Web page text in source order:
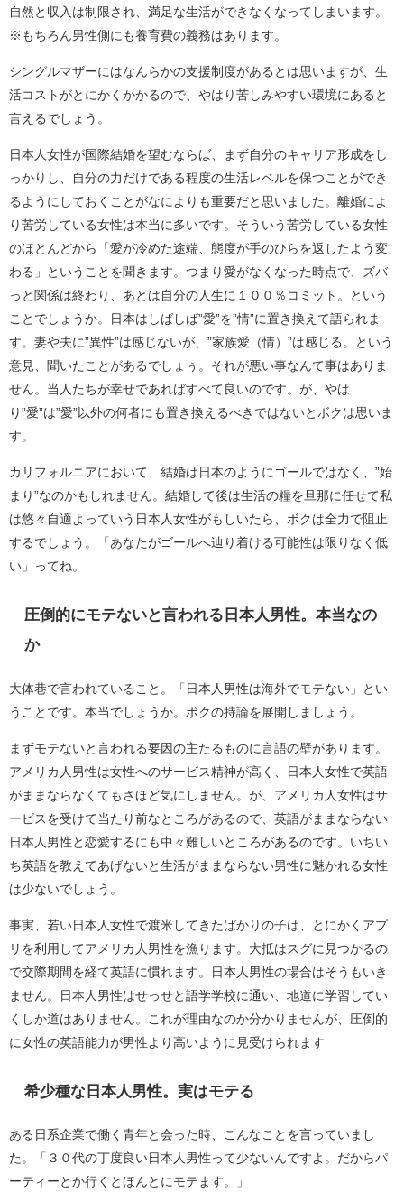
自然と収入は制限され、満足な生活ができなくなってしまいます。
※もちろん男性側にも養育費の義務はあります。
シングルマザーにはなんらかの支援制度があるとは思いますが、生
活コストがとにかくかかるので、やはり苦しみやすい環境にあると
言えるでしょう。
日本人女性が国際結婚を望むならば、まず自分のキャリア形成をし
っかりし、自分の力だけである程度の生活レベルを保つことができ
るようにしておくことがなによりも重要だと思いました。離婚によ
り苦労している女性は本当に多いです。そういう苦労している女性
のほとんどから「愛が冷めた途端、態度が手のひらを返したよう変
わる」ということを聞きます。つまり愛がなくなった時点で、ズバ
っと関係は終わり、あとは自分の人生に１００％コミット。という
ことでしょうか。日本はしばしば”愛”を”情”に置き換えて語られま
す。妻や夫に”異性”は感じないが、”家族愛（情）”は感じる。という
意見、聞いたことがあるでしょぅ。それが悪い事なんて事はありま
せん。当人たちが幸せであればすべて良いのです。が、やは
り”愛”は”愛”以外の何者にも置き換えるべきではないとボクは思いま
す。
カリフォルニアにおいて、結婚は日本のようにゴールではなく、”始
まり”なのかもしれません。結婚して後は生活の糧を旦那に任せて私
は悠々自適よっていう日本人女性がもしいたら、ボクは全力で阻止
するでしょう。「あなたがゴールへ辿り着ける可能性は限りなく低
い」ってね。
圧倒的にモテないと言われる日本人男性。本当なの
か
大体巷で言われていること。「日本人男性は海外でモテない」とい
うことです。本当でしょうか。ボクの持論を展開しましょう。
まずモテないと言われる要因の主たるものに言語の壁があります。
アメリカ人男性は女性へのサービス精神が高く、日本人女性で英語
がままならなくてもさほど気にしません。が、アメリカ人女性はサ
ービスを受けて当たり前なところがあるので、英語がままならない
日本人男性と恋愛するにも中々難しいところがあるのです。いちい
ち英語を教えてあげないと生活がままならない男性に魅かれる女性
は少ないでしょう。
事実、若い日本人女性で渡米してきたばかりの子は、とにかくアプ
リを利用してアメリカ人男性を漁ります。大抵はスグに見つかるの
で交際期間を経て英語に慣れます。日本人男性の場合はそうもいき
ません。日本人男性はせっせと語学学校に通い、地道に学習してい
くしか道はありません。これが理由なのか分かりませんが、圧倒的
に女性の英語能力が男性より高いように見受けられます
希少種な日本人男性。実はモテる
ある日系企業で働く青年と会った時、こんなことを言っていまし
た。「３０代の丁度良い日本人男性って少ないんですよ。だからパ
ーティーとか行くとほんとにモテます。」